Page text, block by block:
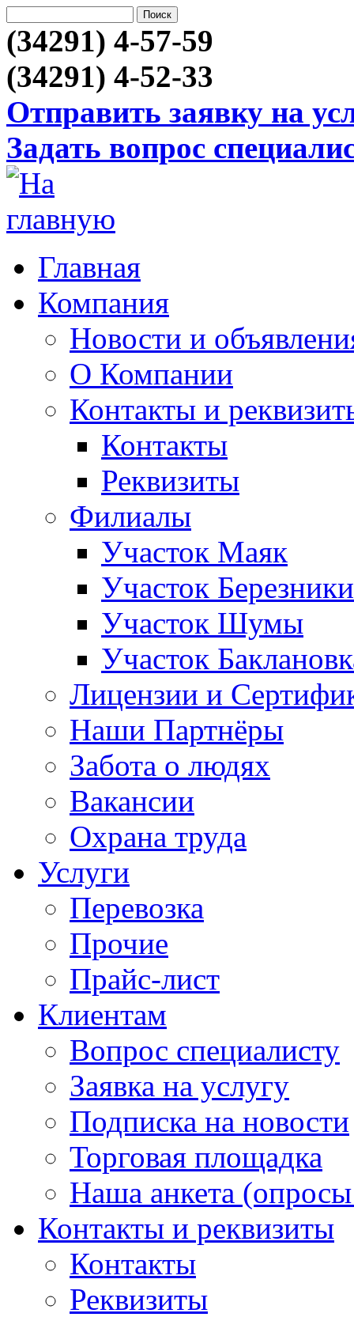
(34291) 4-57-59
(34291) 4-52-33
Отправить заявку на
Задать вопрос
Главная
Компания
Новости и
О Компании
Контакты и
Контакты
Реквизиты
Филиалы
Участок Маяк
Участок Березники
Участок Шумы
Участок
Лицензии и
Наши Партнёры
Забота о людях
Вакансии
Охрана труда
Услуги
Перевозка
Прочие
Прайс-лист
Клиентам
Вопрос специалисту
Заявка на услугу
Подписка на новости
Торговая площадка
Наша анкета (опросы
Контакты и реквизиты
Контакты
Реквизиты